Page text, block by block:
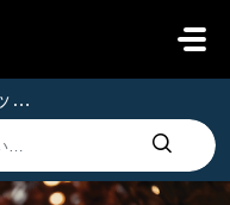
合